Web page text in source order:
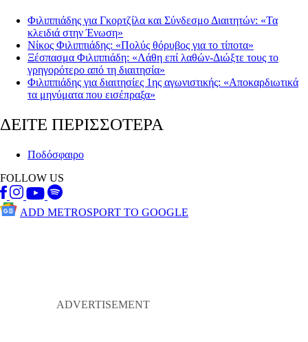
Φιλιππιάδης για Γκορτζίλα και Σύνδεσμο Διαιτητών: «Τα
κλειδιά στην Ένωση»
Νίκος Φιλιππιάδης: «Πολύς θόρυβος για το τίποτα»
Ξέσπασμα Φιλιππιάδη: «Λάθη επί λαθών-Διώξτε τους το
γρηγορότερο από τη διαιτησία»
Φιλιππιάδης για διαιτησίες 1ης αγωνιστικής: «Αποκαρδιωτικά
τα μηνύματα που εισέπραξα»
ΔΕΙΤΕ ΠΕΡΙΣΣΟΤΕΡΑ
Ποδόσφαιρο
FOLLOW US
ADD METROSPORT TO GOOGLE